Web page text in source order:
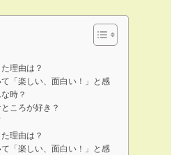
理由は？
「楽しい、面白い！」と感
時？
ころが好き？
理由は？
「楽しい、面白い！」と感